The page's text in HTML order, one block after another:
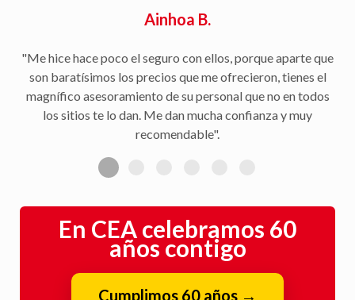
Ainhoa B.
"Me hice hace poco el seguro con ellos, porque aparte que
son baratísimos los precios que me ofrecieron, tienes el
magnífico asesoramiento de su personal que no en todos
los sitios te lo dan. Me dan mucha confianza y muy
recomendable".
En CEA celebramos 60
años contigo
Cumplimos 60 años →